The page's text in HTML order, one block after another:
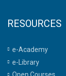
RESOURCES
e-Academy
e-Library